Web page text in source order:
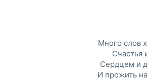
Много слов
Счастья
Сердцем и
И прожить